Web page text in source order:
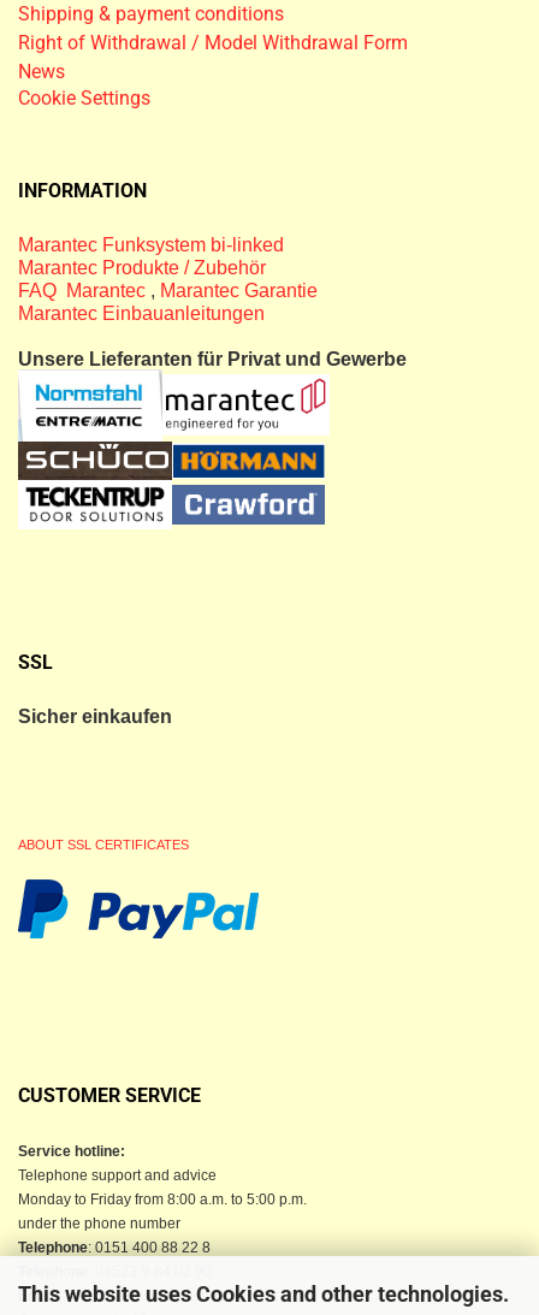
This website uses Cookies and other technologies.
Shipping & payment conditions
Right of Withdrawal / Model Withdrawal Form
News
Cookie Settings
INFORMATION
Marantec Funksystem bi-linked
Marantec Produkte / Zubehör
FAQ Marantec , Marantec Garantie
Marantec Einbauanleitungen
Unsere Lieferanten für Privat und Gewerbe
SSL
Sicher einkaufen
ABOUT SSL CERTIFICATES
CUSTOMER SERVICE
Service hotline:
Telephone support and advice
Monday to Friday from 8:00 a.m. to 5:00 p.m.
under the phone number
Telephone: 0151 400 88 22 8
Email: info@berkau-onlineshop.de